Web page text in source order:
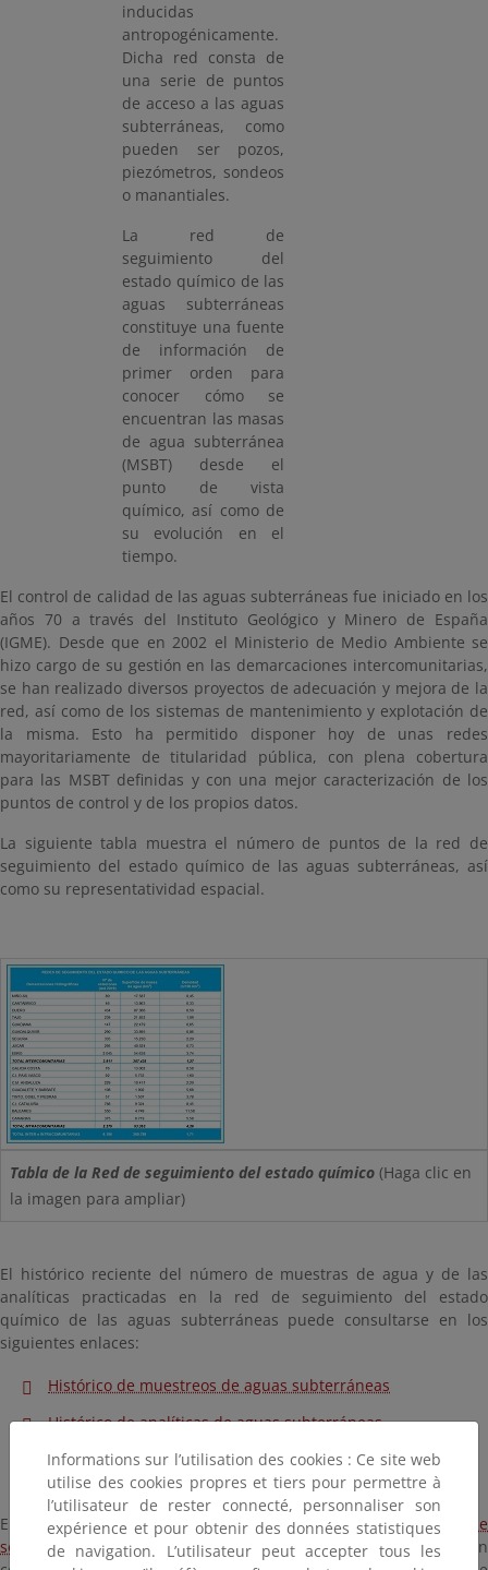
inducidas
antropogénicamente.
Dicha red consta de
una serie de puntos
de acceso a las aguas
subterráneas, como
pueden ser pozos,
piezómetros, sondeos
o manantiales.
La red de
seguimiento del
estado químico de las
aguas subterráneas
constituye una fuente
de información de
primer orden para
conocer cómo se
encuentran las masas
de agua subterránea
(MSBT) desde el
punto de vista
químico, así como de
su evolución en el
tiempo.
El control de calidad de las aguas subterráneas fue iniciado en los
años 70 a través del Instituto Geológico y Minero de España
(IGME). Desde que en 2002 el Ministerio de Medio Ambiente se
hizo cargo de su gestión en las demarcaciones intercomunitarias,
se han realizado diversos proyectos de adecuación y mejora de la
red, así como de los sistemas de mantenimiento y explotación de
la misma. Esto ha permitido disponer hoy de unas redes
mayoritariamente de titularidad pública, con plena cobertura
para las MSBT definidas y con una mejor caracterización de los
puntos de control y de los propios datos.
La siguiente tabla muestra el número de puntos de la red de
seguimiento del estado químico de las aguas subterráneas, así
como su representatividad espacial.
Tabla de la Red de seguimiento del estado químico (Haga clic en
la imagen para ampliar)
El histórico reciente del número de muestras de agua y de las
analíticas practicadas en la red de seguimiento del estado
químico de las aguas subterráneas puede consultarse en los
siguientes enlaces:
Histórico de muestreos de aguas subterráneas
Histórico de analíticas de aguas subterráneas
En el visor cartográfico delSistema de información sobre redes de
seguimiento del estado e información hidrológicase pueden
Informations sur l’utilisation des cookies : Ce site web
utilise des cookies propres et tiers pour permettre à
l’utilisateur de rester connecté, personnaliser son
expérience et pour obtenir des données statistiques
de navigation. L’utilisateur peut accepter tous les